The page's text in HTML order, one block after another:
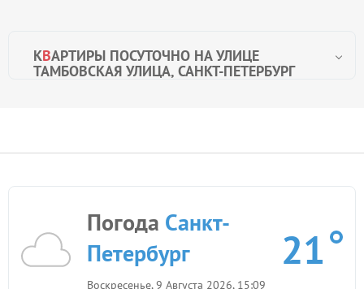
КВАРТИРЫ ПОСУТОЧНО НА УЛИЦЕ
ТАМБОВСКАЯ УЛИЦА, САНКТ-ПЕТЕРБУРГ
Погода Санкт-
Петербург
Воскресенье, 9 Августа 2026, 15:09
21